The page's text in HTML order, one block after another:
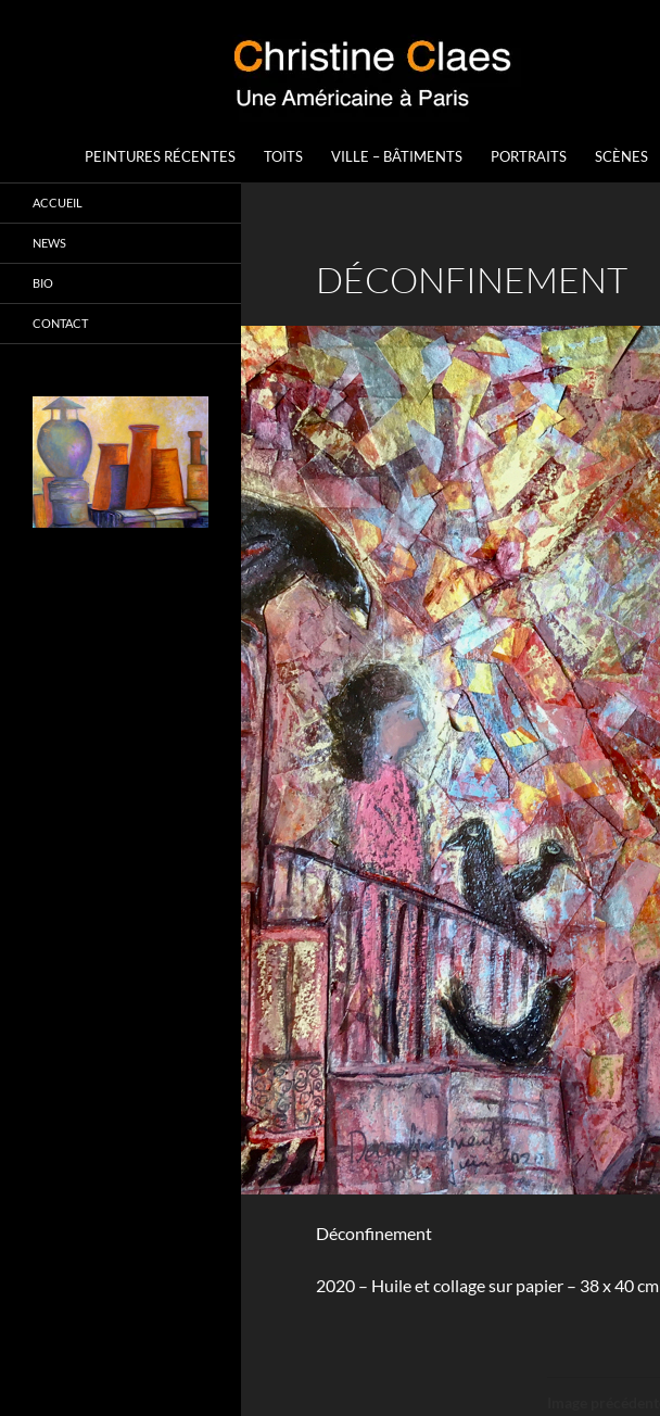
Christine Claes
PEINTURES RÉCENTES TOITS VILLE – BÂTIMENTS PORTRAITS SCÈNES
DÉCONFINEMENT
Déconfinement
2020 – Huile et collage sur papier – 38 x 40 cm
Paris
ACCUEIL
NEWS
BIO
CONTACT